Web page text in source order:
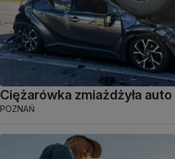
Ciężarówka zmiażdżyła
POZNAŃ